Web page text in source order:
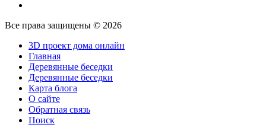
Все права защищены © 2026
3D проект дома онлайн
Главная
Деревянные беседки
Деревянные беседки
Карта блога
О сайте
Обратная связь
Поиск